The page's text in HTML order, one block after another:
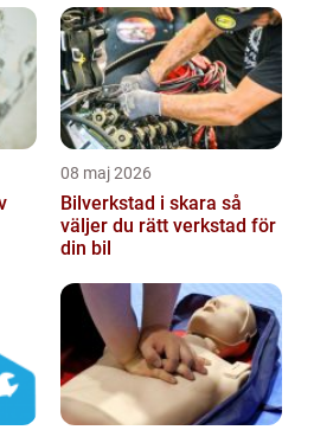
08 maj 2026
Bilverkstad i skara så
väljer du rätt verkstad för
din bil